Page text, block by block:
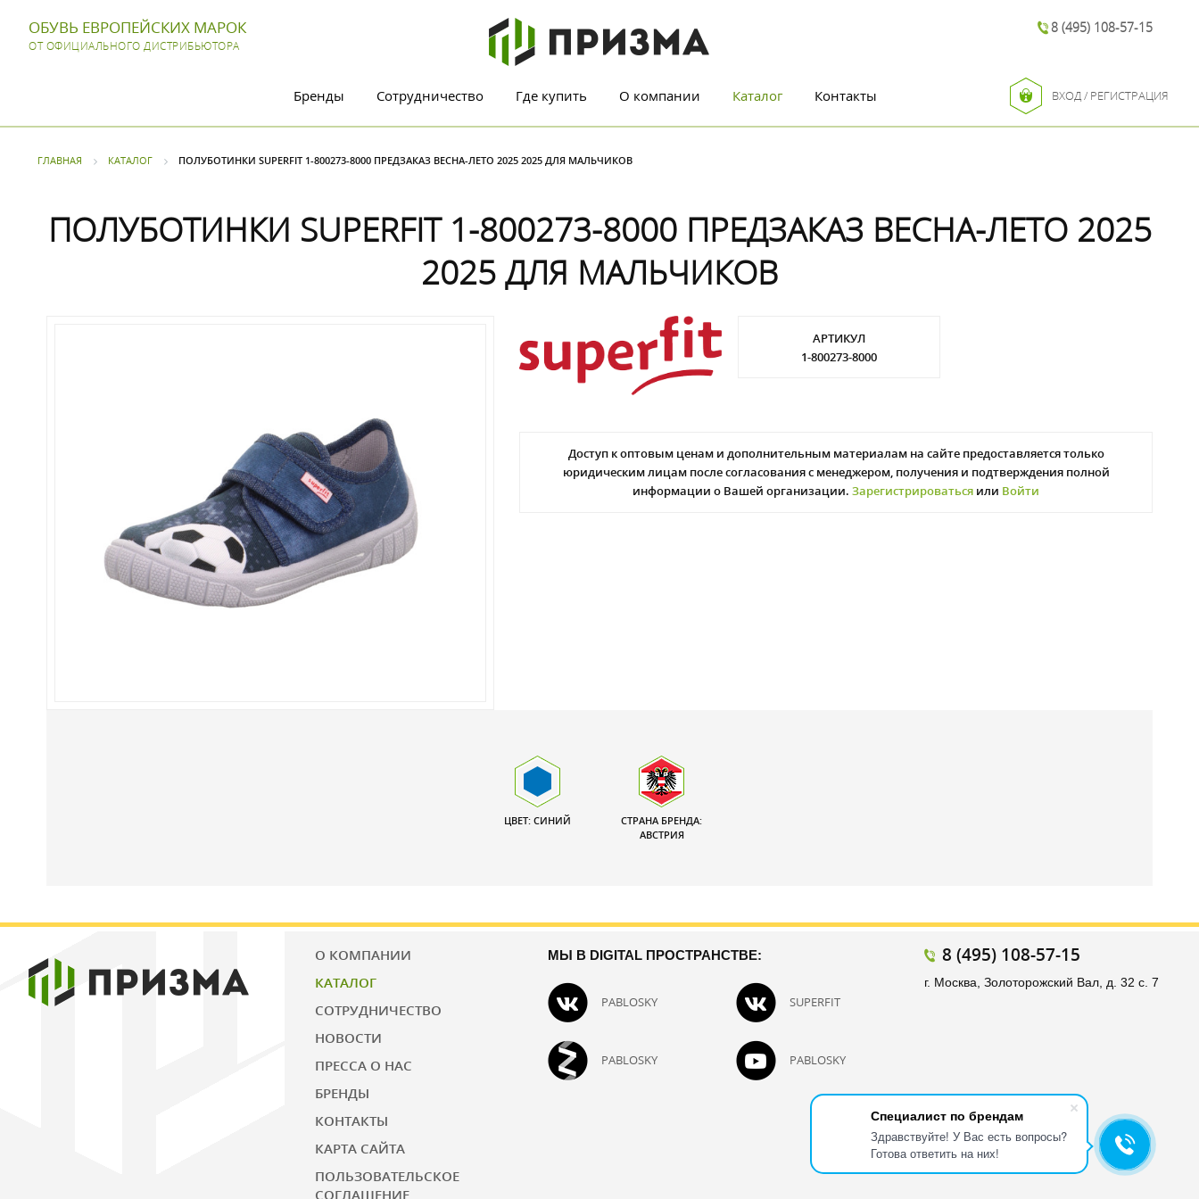
Специалист по брендам
Здравствуйте! У Вас есть вопросы?
Готова ответить на них!
ОБУВЬ ЕВРОПЕЙСКИХ МАРОК
ОТ ОФИЦИАЛЬНОГО ДИСТРИБЬЮТОРА
8 (495) 108-57-15
Бренды Сотрудничество Где купить О компании Каталог Контакты ВХОД / РЕГИСТРАЦИЯ
ГЛАВНАЯ КАТАЛОГ ПОЛУБОТИНКИ SUPERFIT 1-800273-8000 ПРЕДЗАКАЗ ВЕСНА-ЛЕТО 2025 2025 ДЛЯ МАЛЬЧИКОВ
ПОЛУБОТИНКИ SUPERFIT 1-800273-8000 ПРЕДЗАКАЗ ВЕСНА-ЛЕТО 2025
2025 ДЛЯ МАЛЬЧИКОВ
АРТИКУЛ
1-800273-8000
Доступ к оптовым ценам и дополнительным материалам на сайте предоставляется только
юридическим лицам после согласования с менеджером, получения и подтверждения полной
информации о Вашей организации. Зарегистрироваться или Войти
ЦВЕТ: СИНИЙ
СТРАНА БРЕНДА:
АВСТРИЯ
О КОМПАНИИ
КАТАЛОГ
СОТРУДНИЧЕСТВО
НОВОСТИ
ПРЕССА О НАС
БРЕНДЫ
КОНТАКТЫ
КАРТА САЙТА
ПОЛЬЗОВАТЕЛЬСКОЕ
СОГЛАШЕНИЕ
МЫ В DIGITAL ПРОСТРАНСТВЕ:
PABLOSKY SUPERFIT
PABLOSKY PABLOSKY
8 (495) 108-57-15
г. Москва, Золоторожский Вал, д. 32 с. 7